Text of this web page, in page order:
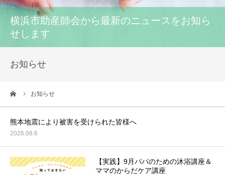
横浜市助産師会から最新のニュースをお知ら
せします
お知らせ
お知らせ
熊本地震により被害を受けられた皆様へ
2026.08.6
【実践】9月パパのための沐浴講座＆
ママのからだケア講座
養成講座
研修
ブログ
お問合せ